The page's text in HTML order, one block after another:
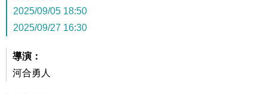
2025/09/05 18:50
2025/09/27 16:30
導演：
河合勇人